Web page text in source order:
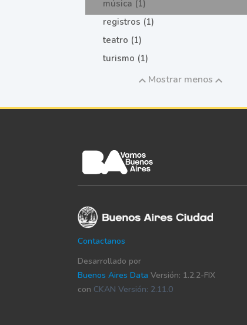
música (1)
registros (1)
teatro (1)
turismo (1)
Mostrar menos
Contactanos
Desarrollado por
Buenos Aires Data Versión: 1.2.2-FIX
con CKAN Versión: 2.11.0